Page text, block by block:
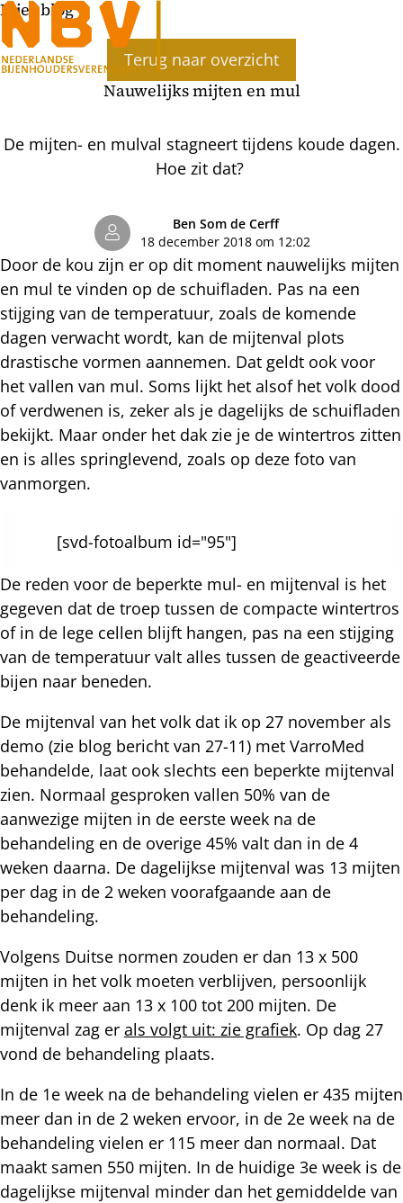
Bijenblog
Terug naar overzicht
Nauwelijks mijten en mul
De mijten- en mulval stagneert tijdens koude dagen.
Hoe zit dat?
Ben Som de Cerff
18 december 2018 om 12:02
Door de kou zijn er op dit moment nauwelijks mijten
en mul te vinden op de schuifladen. Pas na een
stijging van de temperatuur, zoals de komende
dagen verwacht wordt, kan de mijtenval plots
drastische vormen aannemen. Dat geldt ook voor
het vallen van mul. Soms lijkt het alsof het volk dood
of verdwenen is, zeker als je dagelijks de schuifladen
bekijkt. Maar onder het dak zie je de wintertros zitten
en is alles springlevend, zoals op deze foto van
vanmorgen.
[svd-fotoalbum id="95"]
De reden voor de beperkte mul- en mijtenval is het
gegeven dat de troep tussen de compacte wintertros
of in de lege cellen blijft hangen, pas na een stijging
van de temperatuur valt alles tussen de geactiveerde
bijen naar beneden.
De mijtenval van het volk dat ik op 27 november als
demo (zie blog bericht van 27-11) met VarroMed
behandelde, laat ook slechts een beperkte mijtenval
zien. Normaal gesproken vallen 50% van de
aanwezige mijten in de eerste week na de
behandeling en de overige 45% valt dan in de 4
weken daarna. De dagelijkse mijtenval was 13 mijten
per dag in de 2 weken voorafgaande aan de
behandeling.
Volgens Duitse normen zouden er dan 13 x 500
mijten in het volk moeten verblijven, persoonlijk
denk ik meer aan 13 x 100 tot 200 mijten. De
mijtenval zag er als volgt uit: zie grafiek. Op dag 27
vond de behandeling plaats.
In de 1e week na de behandeling vielen er 435 mijten
meer dan in de 2 weken ervoor, in de 2e week na de
behandeling vielen er 115 meer dan normaal. Dat
maakt samen 550 mijten. In de huidige 3e week is de
dagelijkse mijtenval minder dan het gemiddelde van